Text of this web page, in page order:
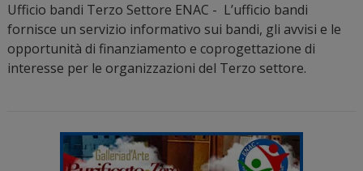
Ufficio bandi Terzo Settore ENAC - L’ufficio bandi
fornisce un servizio informativo sui bandi, gli avvisi e le
opportunità di finanziamento e coprogettazione di
interesse per le organizzazioni del Terzo settore.